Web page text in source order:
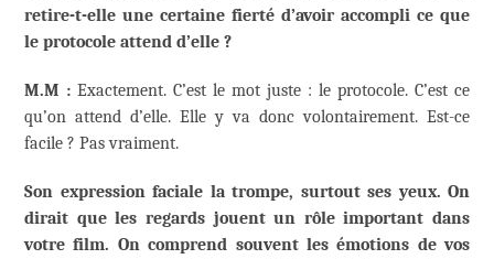
retire-t-elle une certaine fierté d’avoir accompli ce que
le protocole attend d’elle ?
M.M : Exactement. C’est le mot juste : le protocole. C’est ce
qu’on attend d’elle. Elle y va donc volontairement. Est-ce
facile ? Pas vraiment.
Son expression faciale la trompe, surtout ses yeux. On
dirait que les regards jouent un rôle important dans
votre film. On comprend souvent les émotions de vos